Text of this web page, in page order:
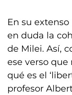
En su
en duda la
de Milei. Así,
ese verso
qué es el
profesor